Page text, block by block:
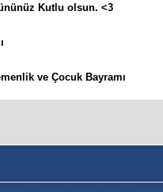
Kutlu olsun. <3
ve Çocuk Bayramı